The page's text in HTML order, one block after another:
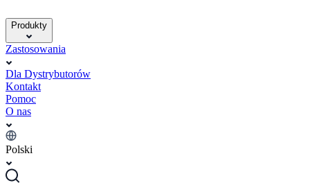
Produkty
Zastosowania
Dla Dystrybutorów
Kontakt
Pomoc
O nas
Polski